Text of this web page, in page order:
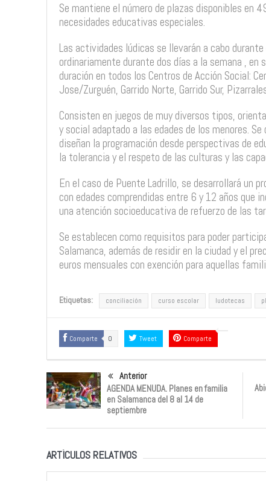
Se mantiene el número de plazas disponibles en
necesidades educativas especiales.
Las actividades lúdicas se llevarán a cabo
ordinariamente durante dos días a la semana , en
duración en todos los Centros de Acción Social:
Jose/Zurguén, Garrido Norte, Garrido Sur,
Consisten en juegos de muy diversos tipos,
y social adaptado a las edades de los menores.
diseñan la programación desde perspectivas de
la tolerancia y el respeto de las culturas y las
En el caso de Puente Ladrillo, se desarrollará un
con edades comprendidas entre 6 y 12 años que
una atención socioeducativa de refuerzo de las
Se establecen como requisitos para poder
Salamanca, además de residir en la ciudad y el
euros mensuales con exención para aquellas
Etiquetas: conciliación curso escolar ludotecas
Comparte 0 Tweet Comparte
Anterior
AGENDA MENUDA. Planes en familia
en Salamanca del 8 al 14 de
septiembre
ARTÍCULOS RELATIVOS